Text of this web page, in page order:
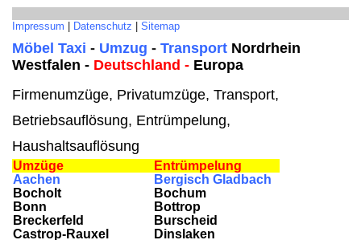
Impressum Datenschutz Sitemap
Möbel Taxi - Umzug - Transport Nordrhein
Westfalen - Deutschland - Europa
Firmenumzüge, Privatumzüge, Transport,
Betriebsauflösung, Entrümpelung,
Haushaltsauflösung
Umzüge
Entrümpelung
Aachen
Bergisch Gladbach
Bocholt
Bochum
Bonn
Bottrop
Breckerfeld
Burscheid
Castrop-Rauxel
Dinslaken